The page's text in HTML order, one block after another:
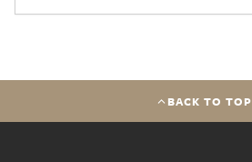
BACK TO TOP